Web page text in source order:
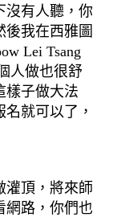
沒有人聽，你
後我在西雅圖
Lei Tsang
人做也很舒
樣子做大法
就可以了，
灌頂，將來師
網路，你們也